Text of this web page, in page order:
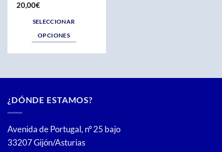
20,00€
SELECCIONAR
OPCIONES
Las
opciones
se
pueden
¿DÓNDE ESTAMOS?
Avenida de Portugal, nº 25 bajo
33207 Gijón/Asturias